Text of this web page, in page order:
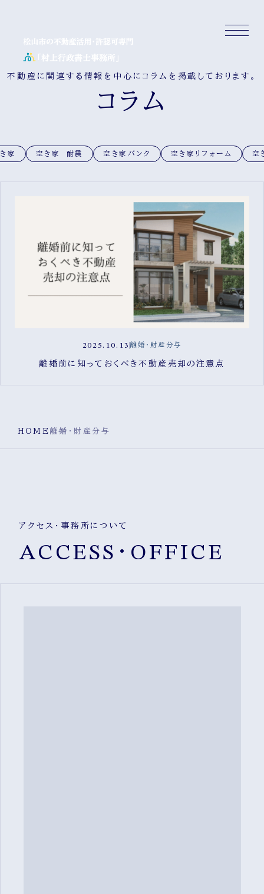
不動産に関連する情報を中心にコラムを掲載しております。
コラム
家 空き家 耐震 空き家バンク 空き家リフォーム 空
2025.10.13 離婚・財産分与
離婚前に知っておくべき不動産売却の注意点
HOME 離婚・財産分与
アクセス・事務所について
ACCESS・OFFICE